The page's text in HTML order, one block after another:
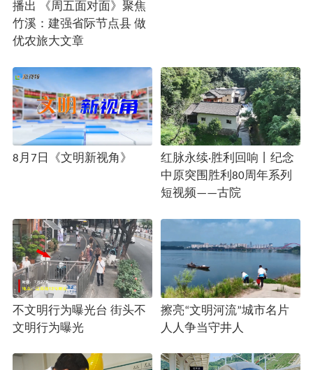
播出 《周五面对面》聚焦
竹溪：建强省际节点县 做
优农旅大文章
8月7日《文明新视角》
红脉永续·胜利回响丨纪念
中原突围胜利80周年系列
短视频——古院
不文明行为曝光台 街头不
文明行为曝光
擦亮“文明河流”城市名片
人人争当守井人